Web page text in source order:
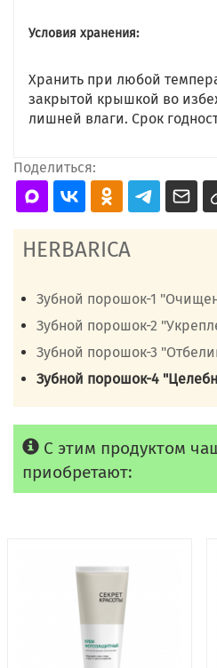
Условия хранения:
Хранить при любой
закрытой крышкой во
лишней влаги. Срок
Поделиться:
HERBARICA
Зубной порошок-1
Зубной порошок-2
Зубной порошок-3
Зубной порошок-4
С этим продуктом
приобретают: